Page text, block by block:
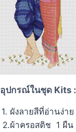
อุปกรณ์ในชุด Kits :
1. ผังลายสีที่อ่านง่าย
2.ผ้าครอสติช 1 ผืน